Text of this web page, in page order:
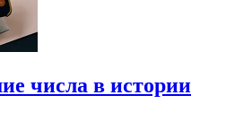
числа в истории